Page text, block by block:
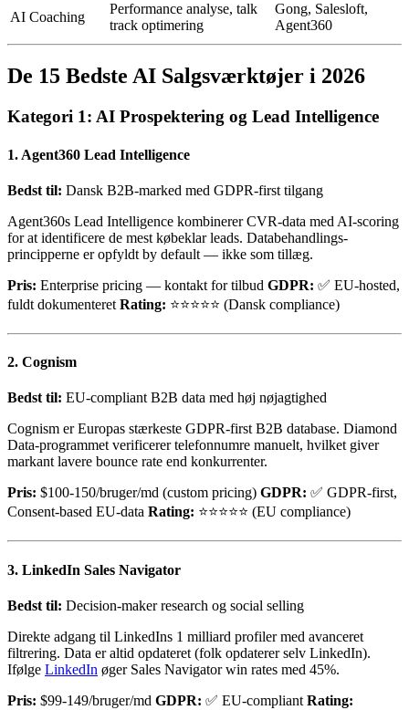
AI Coaching
Performance analyse, talk
track optimering
Gong, Salesloft,
Agent360
De 15 Bedste AI Salgsværktøjer i 2026
Kategori 1: AI Prospektering og Lead Intelligence
1. Agent360 Lead Intelligence
Bedst til: Dansk B2B-marked med GDPR-first tilgang
Agent360s Lead Intelligence kombinerer CVR-data med AI-scoring
for at identificere de mest købeklar leads. Databehandlings-
principperne er opfyldt by default — ikke som tillæg.
Pris: Enterprise pricing — kontakt for tilbud GDPR: ✅ EU-hosted,
fuldt dokumenteret Rating: ⭐⭐⭐⭐⭐ (Dansk compliance)
2. Cognism
Bedst til: EU-compliant B2B data med høj nøjagtighed
Cognism er Europas stærkeste GDPR-first B2B database. Diamond
Data-programmet verificerer telefonnumre manuelt, hvilket giver
markant lavere bounce rate end konkurrenter.
Pris: $100-150/bruger/md (custom pricing) GDPR: ✅ GDPR-first,
Consent-based EU-data Rating: ⭐⭐⭐⭐⭐ (EU compliance)
3. LinkedIn Sales Navigator
Bedst til: Decision-maker research og social selling
Direkte adgang til LinkedIns 1 milliard profiler med avanceret
filtrering. Data er altid opdateret (folk opdaterer selv LinkedIn).
Ifølge LinkedIn øger Sales Navigator win rates med 45%.
Pris: $99-149/bruger/md GDPR: ✅ EU-compliant Rating: